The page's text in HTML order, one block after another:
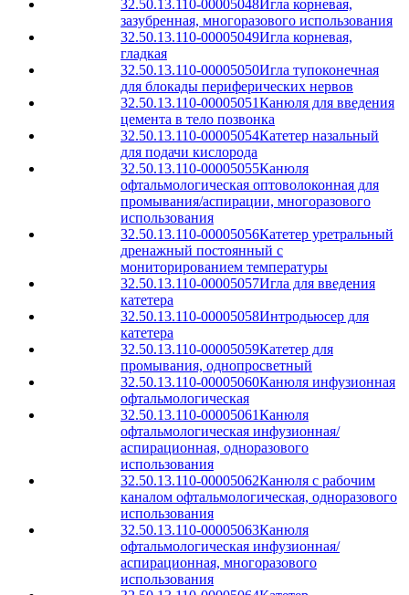
32.50.13.110-00005048Игла корневая,
зазубренная, многоразового использования
32.50.13.110-00005049Игла корневая,
гладкая
32.50.13.110-00005050Игла тупоконечная
для блокады периферических нервов
32.50.13.110-00005051Канюля для введения
цемента в тело позвонка
32.50.13.110-00005054Катетер назальный
для подачи кислорода
32.50.13.110-00005055Канюля
офтальмологическая оптоволоконная для
промывания/аспирации, многоразового
использования
32.50.13.110-00005056Катетер уретральный
дренажный постоянный с
мониторированием температуры
32.50.13.110-00005057Игла для введения
катетера
32.50.13.110-00005058Интродьюсер для
катетера
32.50.13.110-00005059Катетер для
промывания, однопросветный
32.50.13.110-00005060Канюля инфузионная
офтальмологическая
32.50.13.110-00005061Канюля
офтальмологическая инфузионная/
аспирационная, одноразового
использования
32.50.13.110-00005062Канюля с рабочим
каналом офтальмологическая, одноразового
использования
32.50.13.110-00005063Канюля
офтальмологическая инфузионная/
аспирационная, многоразового
использования